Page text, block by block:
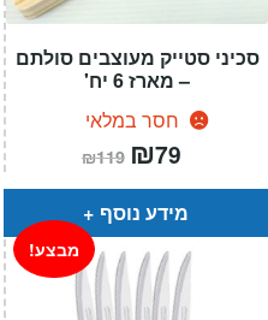
סכיני סטייק מעוצבים סולתם
– מארז 6 יח'
חסר במלאי
₪119 המחיר
המקורי
היה:
₪119.
₪79
הוא:
מידע נוסף
מבצע!